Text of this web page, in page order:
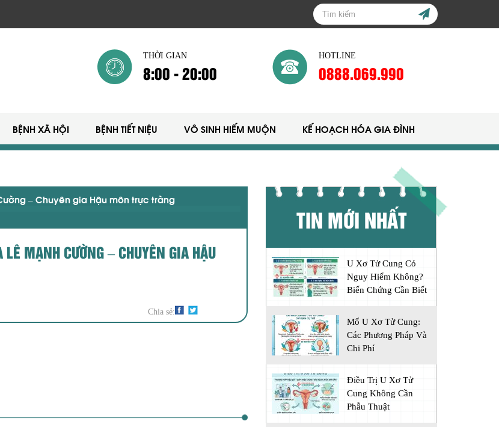
THỜI GIAN
8:00 - 20:00
HOTLINE
0888.069.990
BỆNH XÃ HỘI BỆNH TIẾT NIỆU VÔ SINH HIẾM MUỘN KẾ HOẠCH HÓA GIA ĐÌNH
– Chuyên gia Hậu môn trực tràng
MẠNH CƯỜNG – CHUYÊN GIA HẬU
Chia sẻ:
TIN MỚI NHẤT
U Xơ Tử Cung Có
Nguy Hiểm Không?
Biến Chứng Cần Biết
Mổ U Xơ Tử Cung:
Các Phương Pháp Và
Chi Phí
Điều Trị U Xơ Tử
Cung Không Cần
Phẫu Thuật